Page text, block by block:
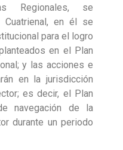
Regionales, se
Cuatrienal, en él se
para el logro
en el Plan
y las acciones e
en la jurisdicción
es decir, el Plan
navegación de la
durante un periodo